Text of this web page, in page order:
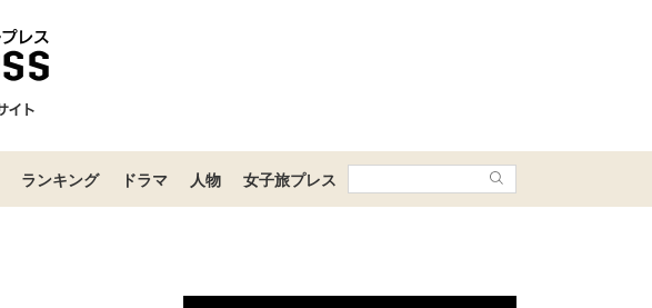
ランキング ドラマ 人物 女子旅プレス